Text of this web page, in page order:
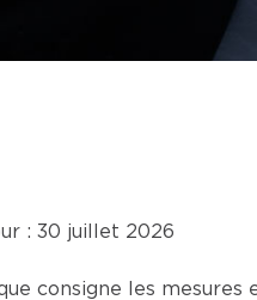
: 30 juillet 2026
consigne les mesures